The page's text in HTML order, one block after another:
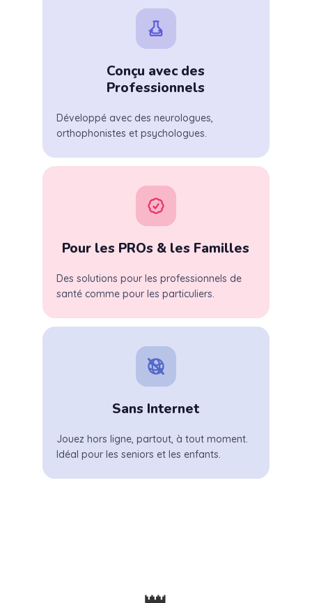
Conçu avec des
Professionnels
Développé avec des neurologues,
orthophonistes et psychologues.
Pour les PROs & les Familles
Des solutions pour les professionnels de
santé comme pour les particuliers.
Sans Internet
Jouez hors ligne, partout, à tout moment.
Idéal pour les seniors et les enfants.